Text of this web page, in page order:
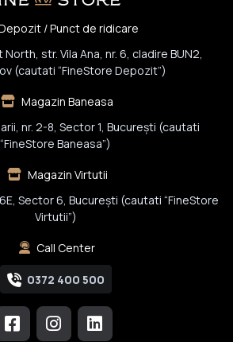
/ Punct de ridicare
str. Vila Ana, nr. 6, cladire BUN2,
(cautati “FineStore Depozit”)
Magazin Baneasa
nr. 2-8, Sector 1, Bucureşti (cautati
“FineStore Baneasa”)
Magazin Virtutii
Sector 6, București (cautati “FineStore
Virtutii”)
Call Center
0372 400 500